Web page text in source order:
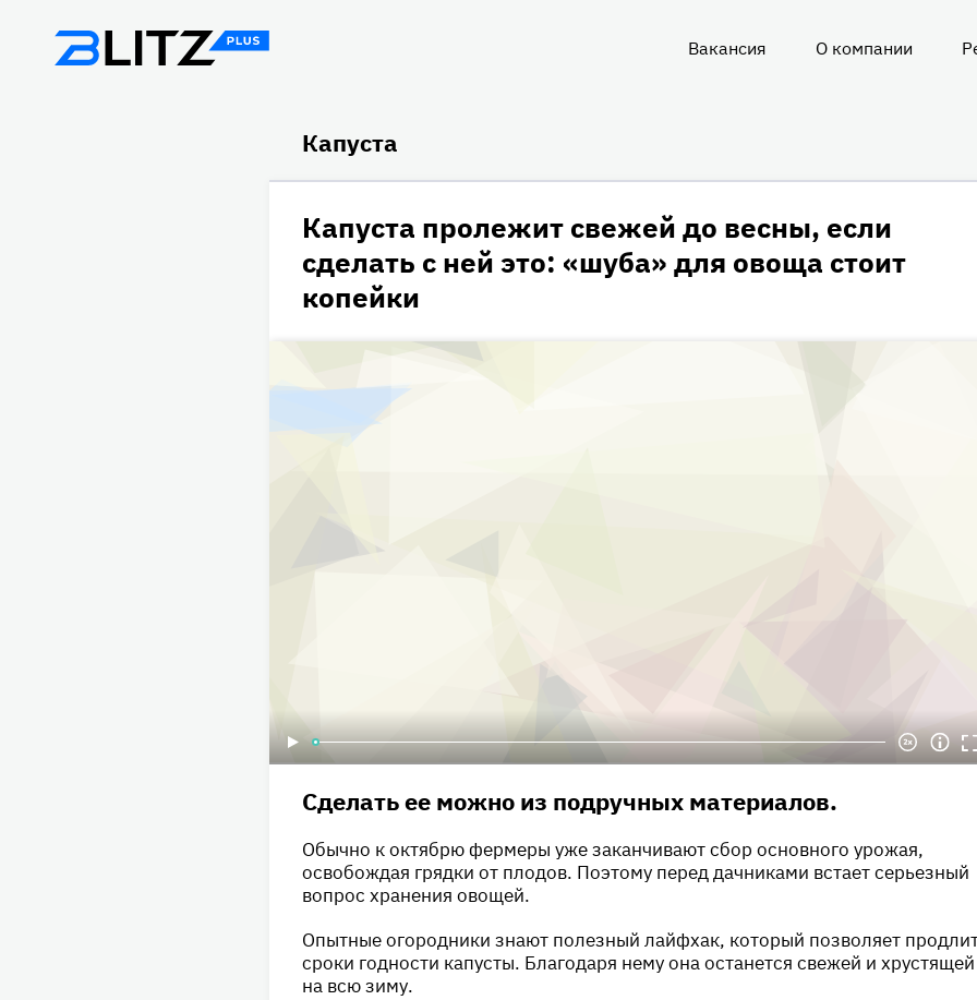
Вакансия О компании
Капуста
Капуста пролежит свежей до весны, если
сделать с ней это: «шуба» для овоща стоит
копейки
Сделать ее можно из подручных материалов.
Обычно к октябрю фермеры уже заканчивают сбор основного урожая,
освобождая грядки от плодов. Поэтому перед дачниками встает серьезный
вопрос хранения овощей.
Опытные огородники знают полезный лайфхак, который позволяет
сроки годности капусты. Благодаря нему она останется свежей и хрустящей
на всю зиму.